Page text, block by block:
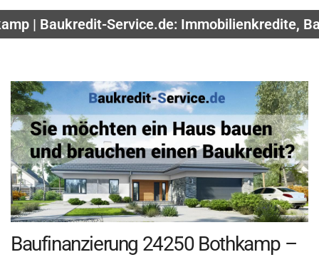
| Baukredit-Service.de: Immobilienkredite,
Baufinanzierung 24250 Bothkamp –